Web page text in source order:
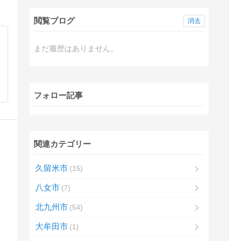
閲覧ブログ
まだ履歴はありません。
消去
フォロー記事
関連カテゴリー
久留米市 15
八女市 7
北九州市 54
大牟田市 1